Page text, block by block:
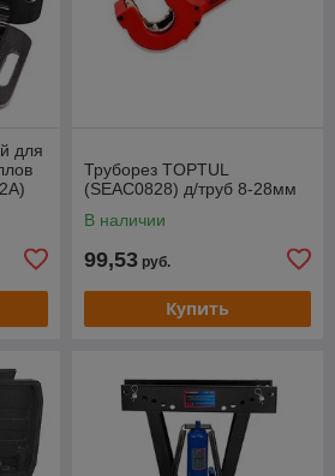
для
Труборез TOPTUL
(SEAC0828) д/труб 8-28мм
В наличии
99,53 руб.
Купить